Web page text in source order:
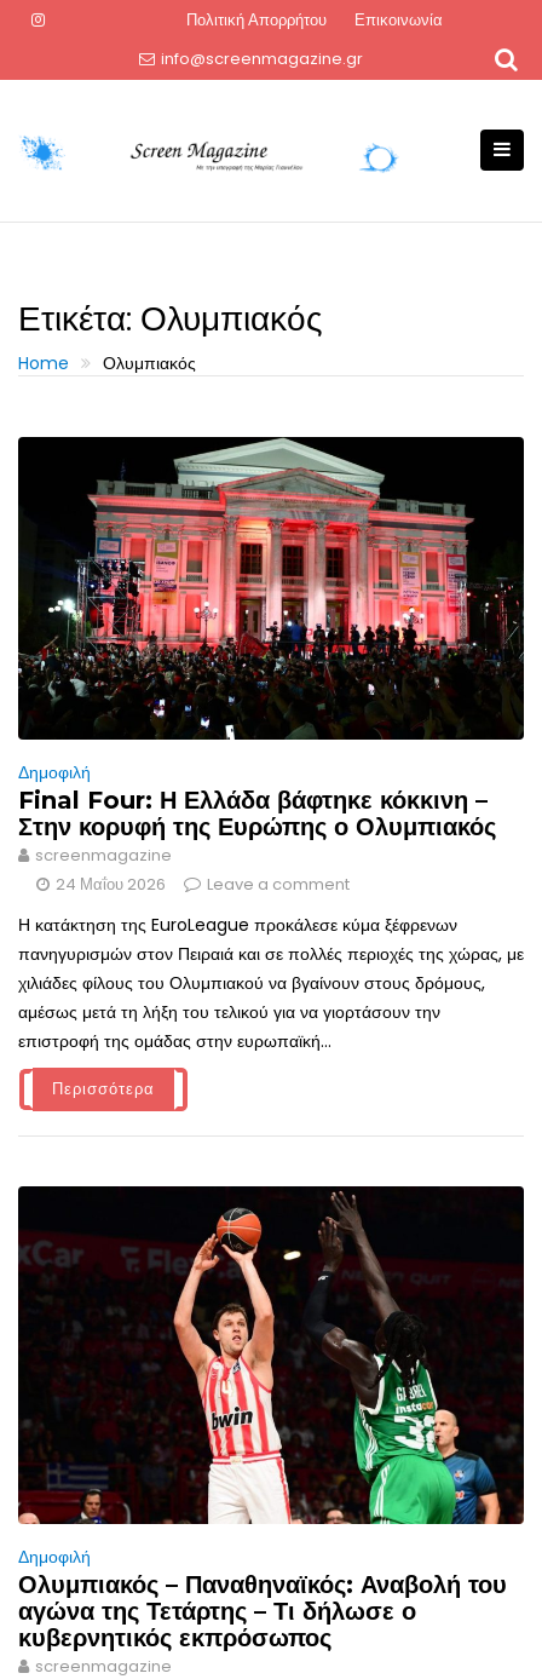
Πολιτική Απορρήτου
Επικοινωνία
info@screenmagazine.gr
Ετικέτα: Ολυμπιακός
Home Ολυμπιακός
Δημοφιλή
Final Four: Η Ελλάδα βάφτηκε κόκκινη –
Στην κορυφή της Ευρώπης ο Ολυμπιακός
screenmagazine
24 Μαΐου 2026
Leave a comment
Η κατάκτηση της EuroLeague προκάλεσε κύμα ξέφρενων
πανηγυρισμών στον Πειραιά και σε πολλές περιοχές της χώρας, με
χιλιάδες φίλους του Ολυμπιακού να βγαίνουν στους δρόμους,
αμέσως μετά τη λήξη του τελικού για να γιορτάσουν την
επιστροφή της ομάδας στην ευρωπαϊκή...
Περισσότερα
Δημοφιλή
Ολυμπιακός – Παναθηναϊκός: Αναβολή του
αγώνα της Τετάρτης – Τι δήλωσε ο
κυβερνητικός εκπρόσωπος
screenmagazine